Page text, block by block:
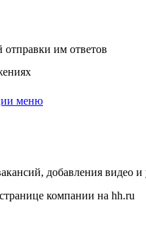
им ответов
добавления видео
компании на hh.ru